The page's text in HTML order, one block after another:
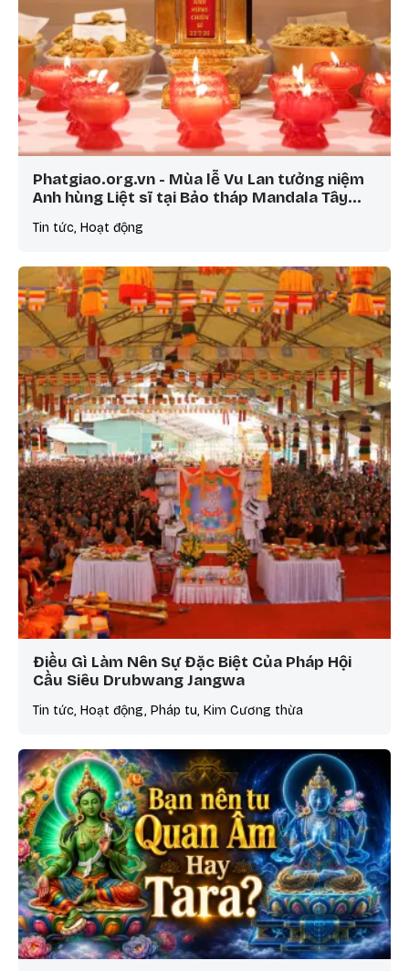
Phatgiao.org.vn - Mùa lễ Vu Lan tưởng niệm
Anh hùng Liệt sĩ tại Bảo tháp Mandala Tây…
Tin tức, Hoạt động
Điều Gì Làm Nên Sự Đặc Biệt Của Pháp Hội
Cầu Siêu Drubwang Jangwa
Tin tức, Hoạt động, Pháp tu, Kim Cương thừa